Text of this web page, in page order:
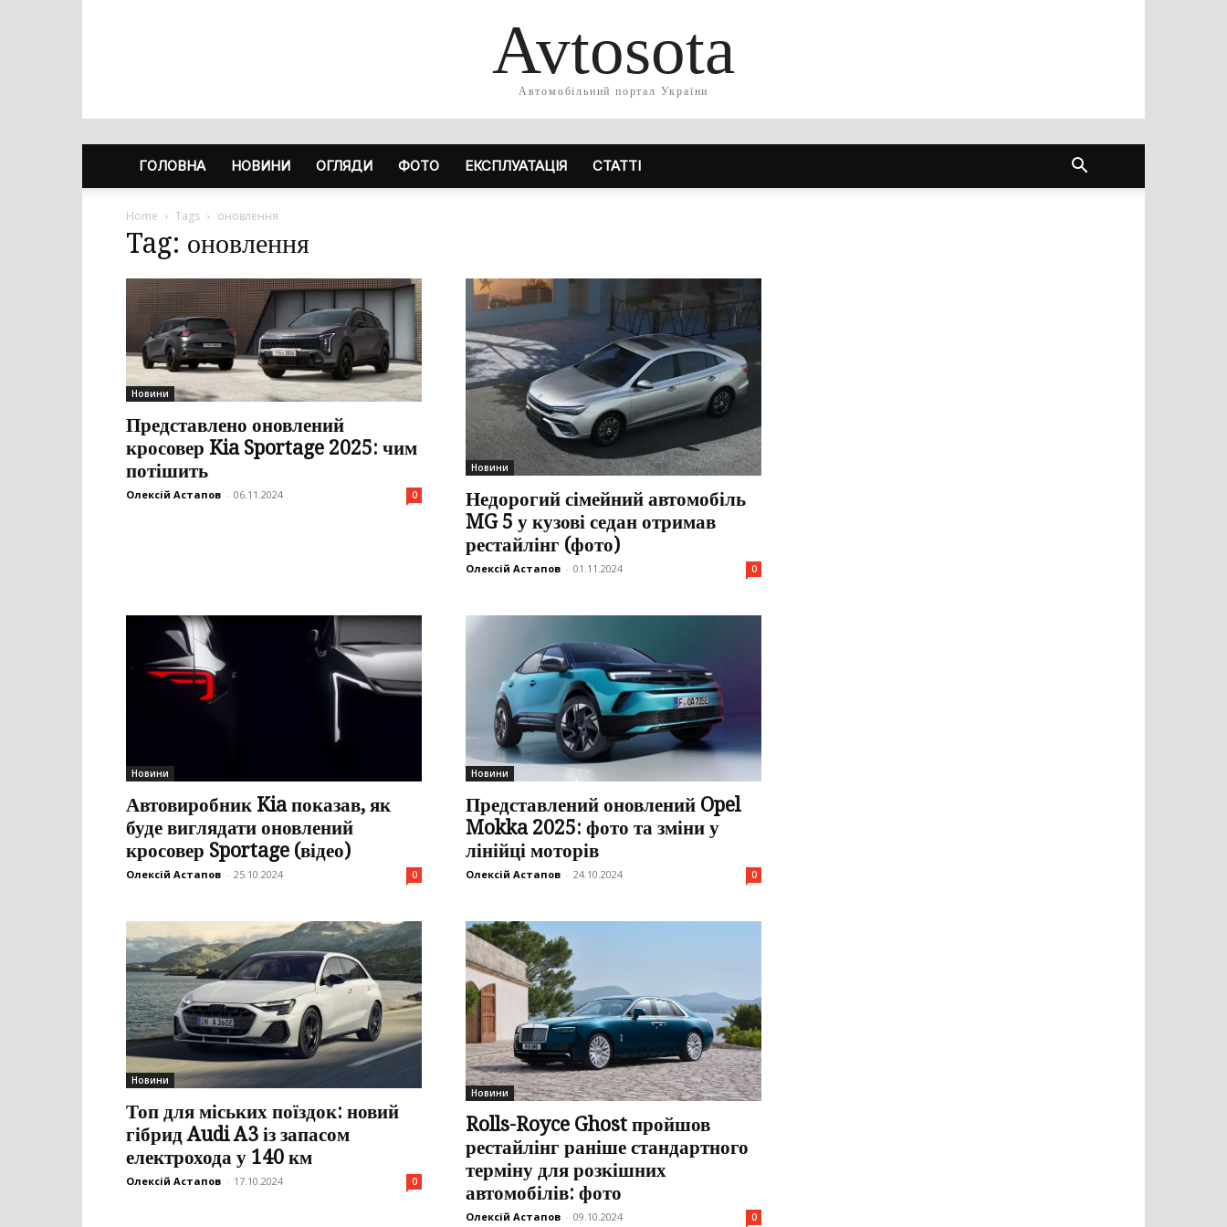
Avtosota
Автомобільний портал України
ГОЛОВНА НОВИНИ ОГЛЯДИ ФОТО ЕКСПЛУАТАЦІЯ СТАТТІ
Home Tags оновлення
Tag: оновлення
Новини
Представлено оновлений
кросовер Kia Sportage 2025: чим
потішить
Олексій Астапов - 06.11.2024 0
Новини
Недорогий сімейний автомобіль
MG 5 у кузові седан отримав
рестайлінг (фото)
Олексій Астапов - 01.11.2024 0
Новини
Автовиробник Kia показав, як
буде виглядати оновлений
кросовер Sportage (відео)
Олексій Астапов - 25.10.2024 0
Новини
Представлений оновлений Opel
Mokka 2025: фото та зміни у
лінійці моторів
Олексій Астапов - 24.10.2024 0
Новини
Топ для міських поїздок: новий
гібрид Audi A3 із запасом
електрохода у 140 км
Олексій Астапов - 17.10.2024 0
Новини
Rolls-Royce Ghost пройшов
рестайлінг раніше стандартного
терміну для розкішних
автомобілів: фото
Олексій Астапов - 09.10.2024 0